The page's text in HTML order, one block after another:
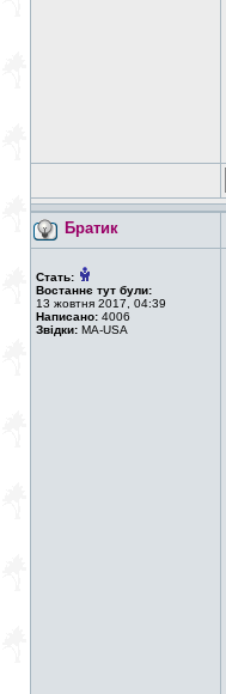
Братик
Стать:
Востаннє тут були:
13 жовтня 2017, 04:39
Написано: 4006
Звідки: MA-USA